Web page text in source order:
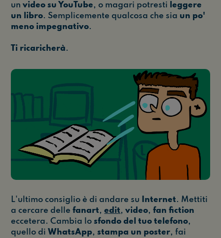
unvideo su YouTube, o magari potresti leggere
un libro. Semplicemente qualcosa che sia un po'
meno impegnativo.
Ti ricaricherà.
L'ultimo consiglio è di andare su Internet. Mettiti
a cercare dellefanart,edit,video,fan fiction
eccetera. Cambia losfondo del tuo telefono,
quello diWhatsApp,stampa un poster, fai